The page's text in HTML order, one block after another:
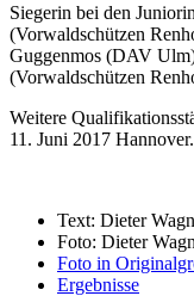
Siegerin bei den
(Vorwaldschützen
Guggenmos (DAV
(Vorwaldschützen
Weitere
11. Juni 2017 Hannover.
Text: Dieter
Foto: Dieter
Foto in
Ergebnisse